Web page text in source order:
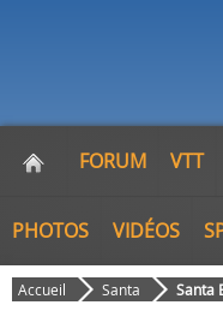
FORUM VTT
PHOTOS VIDÉOS
Accueil Santa Santa